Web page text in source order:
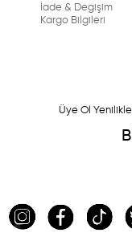
İade & Degişim
Kargo Bilgileri
Üye Ol